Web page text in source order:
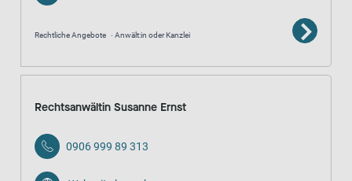
Rechtliche Angebote Anwält:in oder Kanzlei
Rechtsanwältin Susanne Ernst
0906 999 89 313